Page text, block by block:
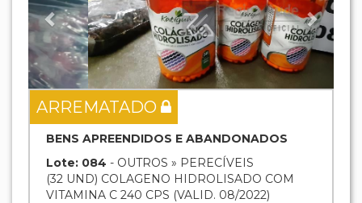
ARREMATADO
BENS APREENDIDOS E ABANDONADOS
Lote: 084 - OUTROS » PERECÍVEIS
(32 UND) COLAGENO HIDROLISADO COM
VITAMINA C 240 CPS (VALID. 08/2022)